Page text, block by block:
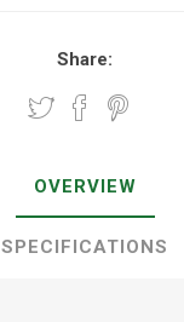
Share:
OVERVIEW
SPECIFICATIONS